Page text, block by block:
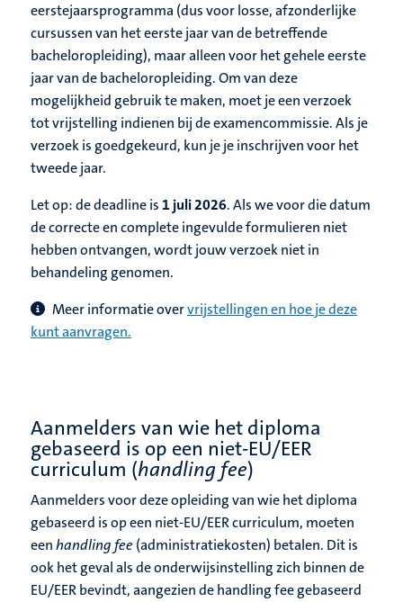
eerstejaarsprogramma (dus voor losse, afzonderlijke
cursussen van het eerste jaar van de betreffende
bacheloropleiding), maar alleen voor het gehele eerste
jaar van de bacheloropleiding. Om van deze
mogelijkheid gebruik te maken, moet je een verzoek
tot vrijstelling indienen bij de examencommissie. Als je
verzoek is goedgekeurd, kun je je inschrijven voor het
tweede jaar.
Let op: de deadline is 1 juli 2026. Als we voor die datum
de correcte en complete ingevulde formulieren niet
hebben ontvangen, wordt jouw verzoek niet in
behandeling genomen.
Meer informatie overvrijstellingen en hoe je deze
kunt aanvragen.
Aanmelders van wie het diploma
gebaseerd is op een niet-EU/EER
curriculum (handling fee)
Aanmelders voor deze opleiding van wie het diploma
gebaseerd is op een niet-EU/EER curriculum, moeten
eenhandling fee(administratiekosten) betalen. Dit is
ook het geval als de onderwijsinstelling zich binnen de
EU/EER bevindt, aangezien de handling fee gebaseerd